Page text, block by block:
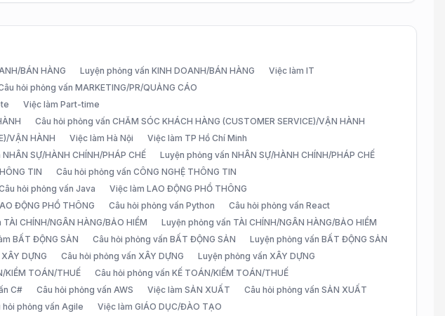
BÁN HÀNG Luyện phỏng vấn KINH DOANH/BÁN HÀNG
Việc làm IT
hỏi phỏng vấn MARKETING/PR/QUẢNG CÁO
Việc làm Part-time
Câu hỏi phỏng vấn CHĂM SÓC KHÁCH HÀNG (CUSTOMER SERVICE)/VẬN HÀNH
VẬN HÀNH
Việc làm Hà Nội
Việc làm TP Hồ Chí Minh
SỰ/HÀNH CHÍNH/PHÁP CHẾ
Luyện phỏng vấn NHÂN SỰ/HÀNH CHÍNH/PHÁP CHẾ
TIN
Câu hỏi phỏng vấn CÔNG NGHỆ THÔNG TIN
hỏi phỏng vấn Java
Việc làm LAO ĐỘNG PHỔ THÔNG
ĐỘNG PHỔ THÔNG Câu hỏi phỏng vấn Python
Câu hỏi phỏng vấn React
CHÍNH/NGÂN HÀNG/BẢO HIỂM
Luyện phỏng vấn TÀI CHÍNH/NGÂN HÀNG/BẢO HIỂM
BẤT ĐỘNG SẢN Câu hỏi phỏng vấn BẤT ĐỘNG SẢN
Luyện phỏng vấn BẤT ĐỘNG SẢN
DỰNG Câu hỏi phỏng vấn XÂY DỰNG
Luyện phỏng vấn XÂY DỰNG
KIỂM TOÁN/THUẾ
Câu hỏi phỏng vấn KẾ TOÁN/KIỂM TOÁN/THUẾ
C# Câu hỏi phỏng vấn AWS Việc làm SẢN XUẤT
Câu hỏi phỏng vấn SẢN XUẤT
hỏi phỏng vấn Agile Việc làm GIÁO DỤC/ĐÀO TẠO